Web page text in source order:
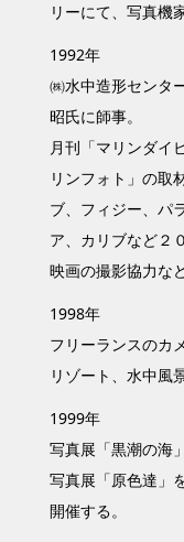
リーにて、写真機
1992年
㈱水中造形センタ
昭氏に師事。
月刊「マリンダイ
リンフォト」の取
ブ、フィジー、パ
ア、カリブなど２
映画の撮影協力な
1998年
フリーランスのカ
リゾート、水中風
1999年
写真展「黒潮の海
写真展「原色達」
開催する。